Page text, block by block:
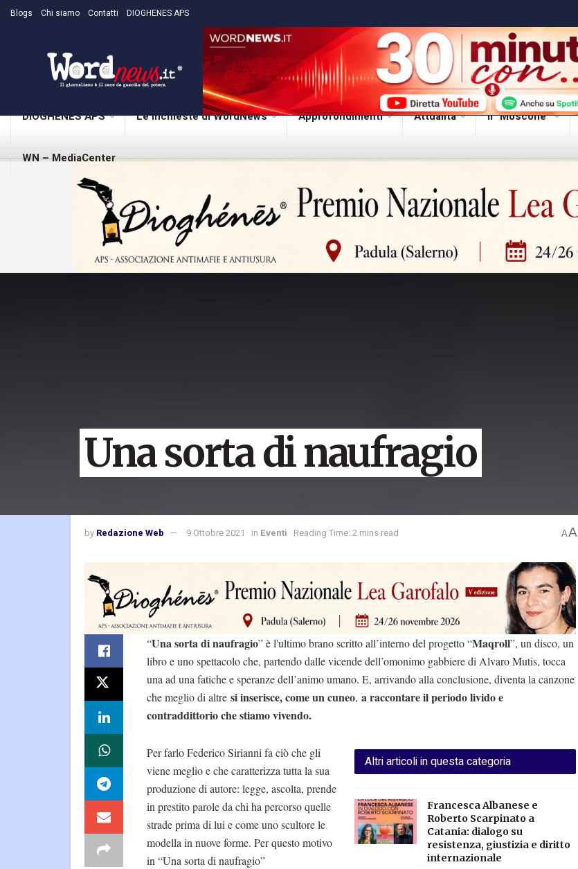
Blogs Chi siamo Contatti DIOGHENES APS
DIOGHENES APS Le inchieste di WordNews Approfondimenti Attualità Il “Moscone”
WN – MediaCenter
Una sorta di naufragio
by Redazione Web 9 Ottobre 2021 in Eventi Reading Time: 2 mins read AA
“Una sorta di naufragio” è l'ultimo brano scritto all’interno del progetto “Maqroll”, un disco, un
libro e uno spettacolo che, partendo dalle vicende dell’omonimo gabbiere di Alvaro Mutis, tocca
una ad una fatiche e speranze dell’animo umano. E, arrivando alla conclusione, diventa la canzone
che meglio di altre si inserisce, come un cuneo, a raccontare il periodo livido e
contraddittorio che stiamo vivendo.
Altri articoli in questa categoria
Francesca Albanese e
Roberto Scarpinato a
Catania: dialogo su
resistenza, giustizia e diritto
internazionale
Per farlo Federico Sirianni fa ciò che gli
viene meglio e che caratterizza tutta la sua
produzione di autore: legge, ascolta, prende
in prestito parole da chi ha percorso quelle
strade prima di lui e come uno scultore le
modella in nuove forme. Per questo motivo
in “Una sorta di naufragio”